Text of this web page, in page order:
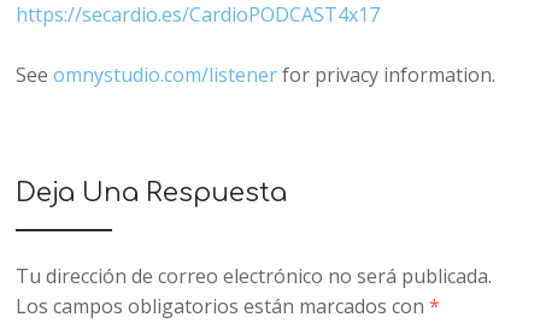
https://secardio.es/CardioPODCAST4x17
Seeomnystudio.com/listenerfor privacy information.
Deja Una Respuesta
Tu dirección de correo electrónico no será publicada.
Los campos obligatorios están marcados con*